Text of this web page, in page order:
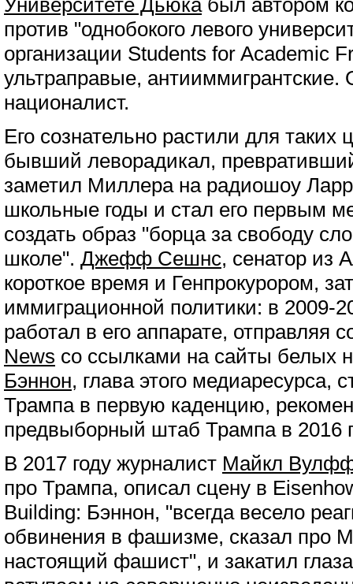
Университете Дьюкабыл автором
против "однобокого левого
организации Students for Academic
ультраправые,
националист.
Его сознательно растили для таких
бывший леворадикал,
заметил Миллера на радиошоу
школьные годы и стал его первым
создать образ "борца за свободу
школе". Джефф Сешнс, сенатор из
короткое время и Генпрокурором,
иммиграционной политики: в 2009-
работал в его аппарате, отправляя
News со ссылками на сайты белых
Бэннон, глава этого медиаресурса,
Трампа в первую каденцию,
предвыборный штаб Трампа в 2016
В 2017 году журналист Майкл
про Трампа, описал сцену в
Building: Бэннон, "всегда весело
обвинения в фашизме, сказал про
настоящий фашист", и закатил